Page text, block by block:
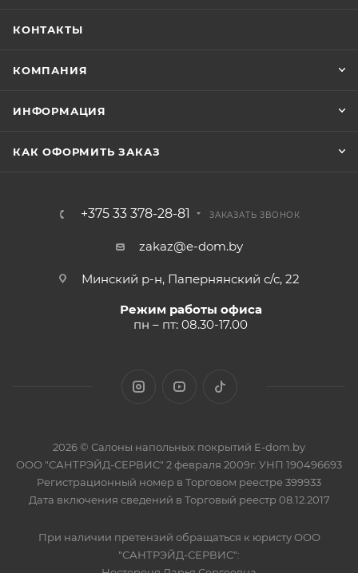
КОНТАКТЫ
КОМПАНИЯ
ИНФОРМАЦИЯ
КАК ОФОРМИТЬ ЗАКАЗ
+375 33 378-28-81 ЗАКАЗАТЬ ЗВОНОК
zakaz@e-dom.by
Минский р-н, Папернянский с/с, 22
Режим работы офиса
пн – пт: 08.30-17.00
2026 © Салоны напольных покрытий E-dom.by
ООО "САНТРЭЙД-СЕРВИС" 2 февраля 2009г. УНП 190496693
Регистрационный номер в Торговом реестре 399933
Дата включения сведений в Торговый реестр 08.12.2017
При наличии претензий обращаться к юристу ООО
"САНТРЭЙД-СЕРВИС":